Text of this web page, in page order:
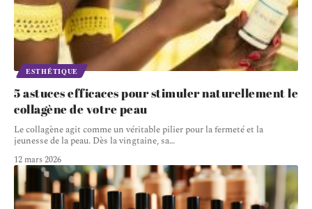
ESTHÉTIQUE
5 astuces efficaces pour stimuler naturellement le
collagène de votre peau
Le collagène agit comme un véritable pilier pour la fermeté et la
jeunesse de la peau. Dès la vingtaine, sa…
12 mars 2026